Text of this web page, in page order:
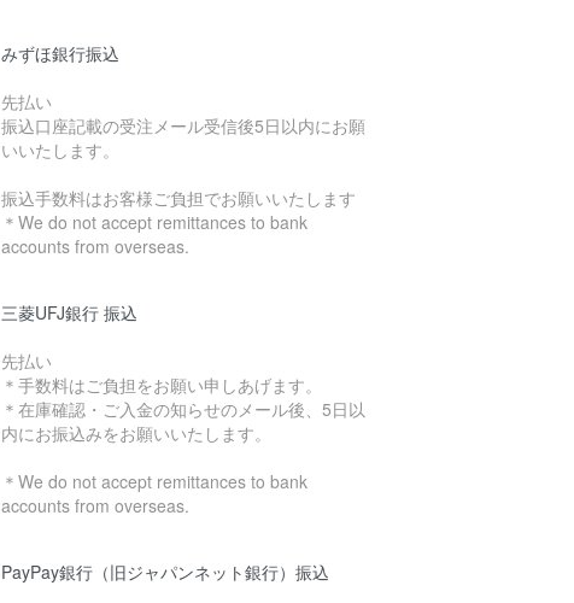
みずほ銀行振込
先払い
振込口座記載の受注メール受信後5日以内にお願
いいたします。
振込手数料はお客様ご負担でお願いいたします
＊We do not accept remittances to bank
accounts from overseas.
三菱UFJ銀行 振込
先払い
＊手数料はご負担をお願い申しあげます。
＊在庫確認・ご入金の知らせのメール後、5日以
内にお振込みをお願いいたします。
＊We do not accept remittances to bank
accounts from overseas.
PayPay銀行（旧ジャパンネット銀行）振込